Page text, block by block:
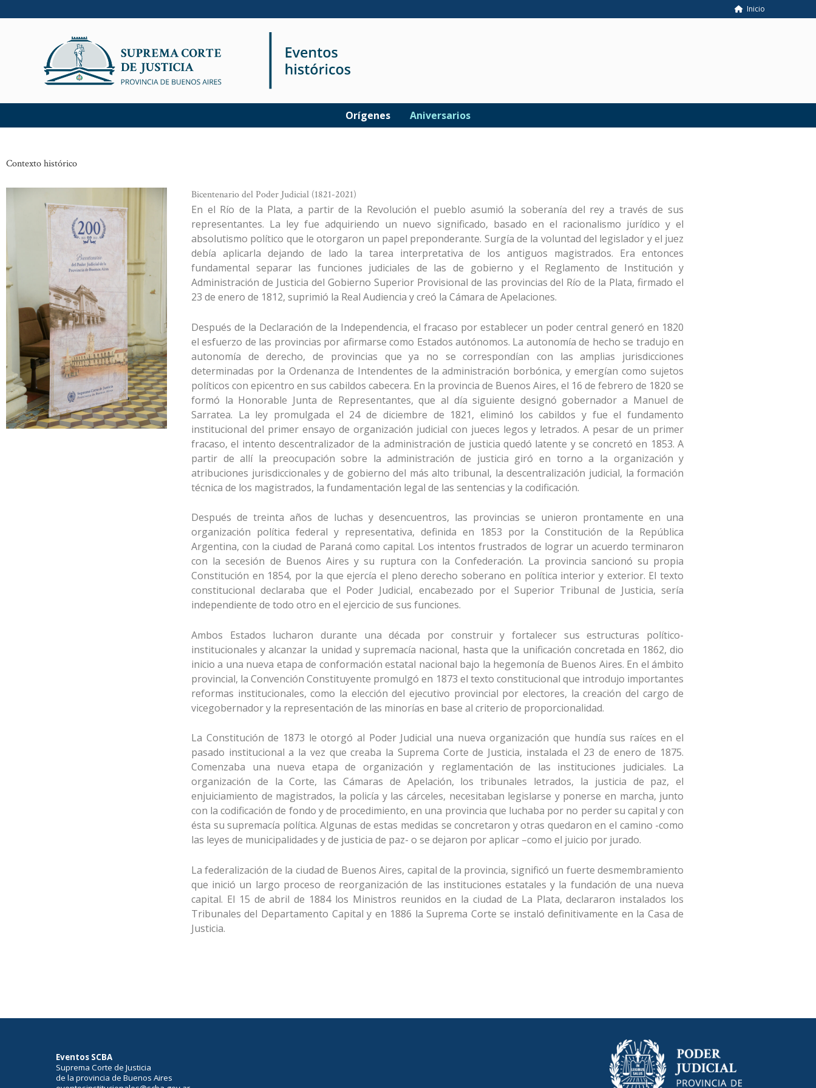
al
Inicio
Orígenes Aniversarios
Contexto histórico
Bicentenario del Poder Judicial (1821-2021)
En el Río de la Plata, a partir de la Revolución el pueblo asumió la soberanía del rey a través de sus
representantes. La ley fue adquiriendo un nuevo significado, basado en el racionalismo jurídico y el
absolutismo político que le otorgaron un papel preponderante. Surgía de la voluntad del legislador y el juez
debía aplicarla dejando de lado la tarea interpretativa de los antiguos magistrados. Era entonces
fundamental separar las funciones judiciales de las de gobierno y el Reglamento de Institución y
Administración de Justicia del Gobierno Superior Provisional de las provincias del Río de la Plata, firmado el
23 de enero de 1812, suprimió la Real Audiencia y creó la Cámara de Apelaciones.
Después de la Declaración de la Independencia, el fracaso por establecer un poder central generó en 1820
el esfuerzo de las provincias por afirmarse como Estados autónomos. La autonomía de hecho se tradujo en
autonomía de derecho, de provincias que ya no se correspondían con las amplias jurisdicciones
determinadas por la Ordenanza de Intendentes de la administración borbónica, y emergían como sujetos
políticos con epicentro en sus cabildos cabecera. En la provincia de Buenos Aires, el 16 de febrero de 1820 se
formó la Honorable Junta de Representantes, que al día siguiente designó gobernador a Manuel de
Sarratea. La ley promulgada el 24 de diciembre de 1821, eliminó los cabildos y fue el fundamento
institucional del primer ensayo de organización judicial con jueces legos y letrados. A pesar de un primer
fracaso, el intento descentralizador de la administración de justicia quedó latente y se concretó en 1853. A
partir de allí la preocupación sobre la administración de justicia giró en torno a la organización y
atribuciones jurisdiccionales y de gobierno del más alto tribunal, la descentralización judicial, la formación
técnica de los magistrados, la fundamentación legal de las sentencias y la codificación.
Después de treinta años de luchas y desencuentros, las provincias se unieron prontamente en una
organización política federal y representativa, definida en 1853 por la Constitución de la República
Argentina, con la ciudad de Paraná como capital. Los intentos frustrados de lograr un acuerdo terminaron
con la secesión de Buenos Aires y su ruptura con la Confederación. La provincia sancionó su propia
Constitución en 1854, por la que ejercía el pleno derecho soberano en política interior y exterior. El texto
constitucional declaraba que el Poder Judicial, encabezado por el Superior Tribunal de Justicia, sería
independiente de todo otro en el ejercicio de sus funciones.
Ambos Estados lucharon durante una década por construir y fortalecer sus estructuras político-
institucionales y alcanzar la unidad y supremacía nacional, hasta que la unificación concretada en 1862, dio
inicio a una nueva etapa de conformación estatal nacional bajo la hegemonía de Buenos Aires. En el ámbito
provincial, la Convención Constituyente promulgó en 1873 el texto constitucional que introdujo importantes
reformas institucionales, como la elección del ejecutivo provincial por electores, la creación del cargo de
vicegobernador y la representación de las minorías en base al criterio de proporcionalidad.
La Constitución de 1873 le otorgó al Poder Judicial una nueva organización que hundía sus raíces en el
pasado institucional a la vez que creaba la Suprema Corte de Justicia, instalada el 23 de enero de 1875.
Comenzaba una nueva etapa de organización y reglamentación de las instituciones judiciales. La
organización de la Corte, las Cámaras de Apelación, los tribunales letrados, la justicia de paz, el
enjuiciamiento de magistrados, la policía y las cárceles, necesitaban legislarse y ponerse en marcha, junto
con la codificación de fondo y de procedimiento, en una provincia que luchaba por no perder su capital y con
ésta su supremacía política. Algunas de estas medidas se concretaron y otras quedaron en el camino -como
las leyes de municipalidades y de justicia de paz- o se dejaron por aplicar –como el juicio por jurado.
La federalización de la ciudad de Buenos Aires, capital de la provincia, significó un fuerte desmembramiento
que inició un largo proceso de reorganización de las instituciones estatales y la fundación de una nueva
capital. El 15 de abril de 1884 los Ministros reunidos en la ciudad de La Plata, declararon instalados los
Tribunales del Departamento Capital y en 1886 la Suprema Corte se instaló definitivamente en la Casa de
Justicia.
Eventos SCBA
Suprema Corte de Justicia
de la provincia de Buenos Aires